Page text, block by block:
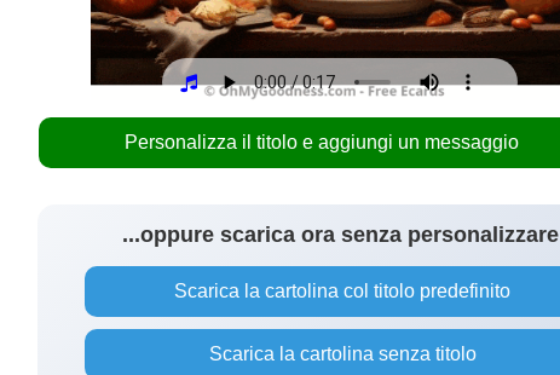
Personalizza il titolo e aggiungi un messaggio
...oppure scarica ora senza personalizzare
Scarica la cartolina col titolo predefinito
Scarica la cartolina senza titolo